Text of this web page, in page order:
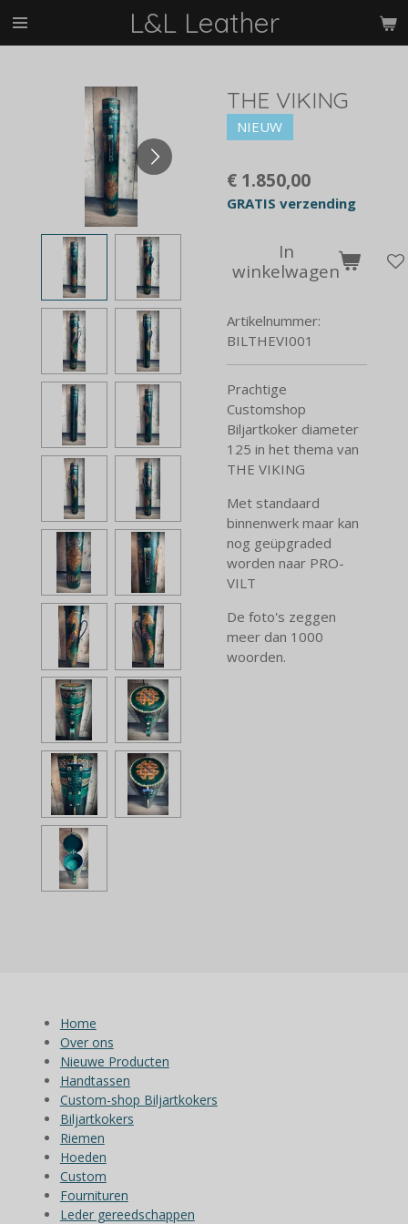
Ga
hoofdinhoud
L&L Leather
THE VIKING
NIEUW
€ 1.850,00
GRATIS verzending
In
winkelwagen
Artikelnummer:
BILTHEVI001
Prachtige
Customshop
Biljartkoker diameter
125 in het thema van
THE VIKING
Met standaard
binnenwerk maar kan
nog geüpgraded
worden naar PRO-
VILT
De foto's zeggen
meer dan 1000
woorden.
Home
Over ons
Nieuwe Producten
Handtassen
Custom-shop Biljartkokers
Biljartkokers
Riemen
Hoeden
Custom
Fournituren
Leder gereedschappen